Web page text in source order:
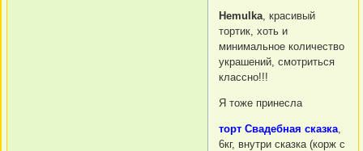
Hemulka, красивый
тортик, хоть и
минимальное количество
украшений, смотриться
классно!!!
Я тоже принесла
торт Свадебная сказка,
6кг, внутри сказка (корж с